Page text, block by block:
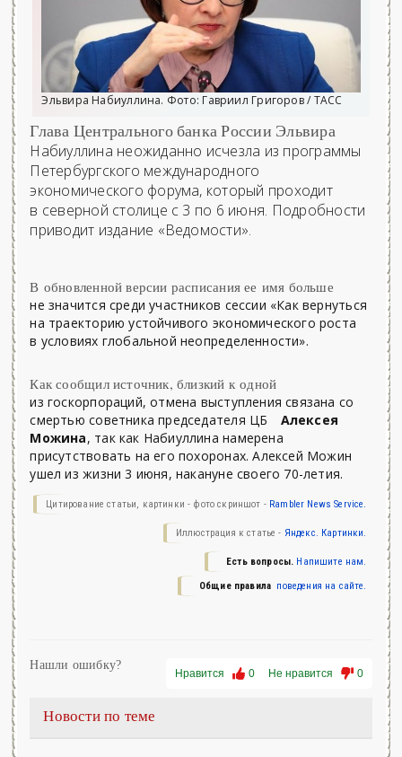
Эльвира Набиуллина. Фото: Гавриил Григоров / ТАСС
Глава Центрального банка России Эльвира
Набиуллина неожиданно исчезла из программы
Петербургского международного
экономического форума, который проходит
в северной столице с 3 по 6 июня. Подробности
приводит издание «Ведомости».
В обновленной версии расписания ее имя больше
не значится среди участников сессии «Как вернуться
на траекторию устойчивого экономического роста
в условиях глобальной неопределенности».
Как сообщил источник, близкий к одной
из госкорпораций, отмена выступления связана со
смертью советника председателя ЦБ
Алексея
Можина, так как Набиуллина намерена
присутствовать на его похоронах. Алексей Можин
ушел из жизни 3 июня, накануне своего 70-летия.
Цитирование статьи, картинки - фото скриншот - Rambler News Service.
Иллюстрация к статье - Яндекс. Картинки.
Есть вопросы. Напишите нам.
Общие правила поведения на сайте.
Нравится 0 Не нравится 0
Нашли ошибку?
Новости по теме